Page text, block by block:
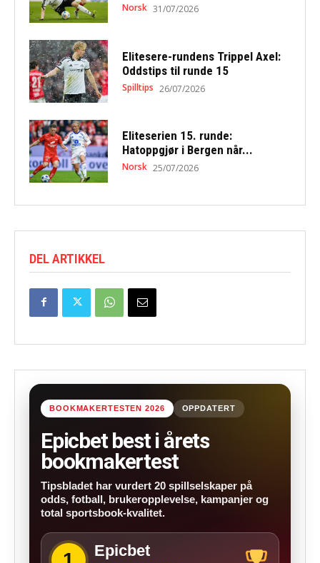
Norsk 31/07/2026
Elitesere-rundens Trippel Axel:
Oddstips til runde 15
Spilltips 26/07/2026
Eliteserien 15. runde:
Hatoppgjør i Bergen når...
Norsk 25/07/2026
DEL ARTIKKEL
BOOKMAKERTESTEN 2026 OPPDATERT
Epicbet best i årets
bookmakertest
Tipsbladet har vurdert 20 spillselskaper på
odds, fotball, brukeropplevelse, kampanjer og
total sportsbook-kvalitet.
Epicbet